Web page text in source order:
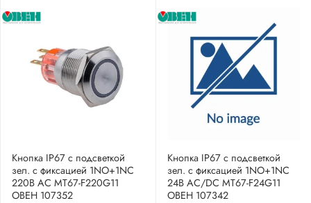
Кнопка IP67 с подсветкой
зел. с фиксацией 1NO+1NC
220В AC MT67-F220G11
ОВЕН 107352
Кнопка IP67 с подсветкой
зел. с фиксацией 1NO+1NC
24В AC/DC MT67-F24G11
ОВЕН 107342